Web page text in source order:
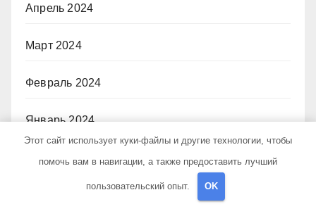
Апрель 2024
Март 2024
Февраль 2024
Январь 2024
Декабрь 2023
Этот сайт использует куки-файлы и другие технологии, чтобы
помочь вам в навигации, а также предоставить лучший
пользовательский опыт. OK